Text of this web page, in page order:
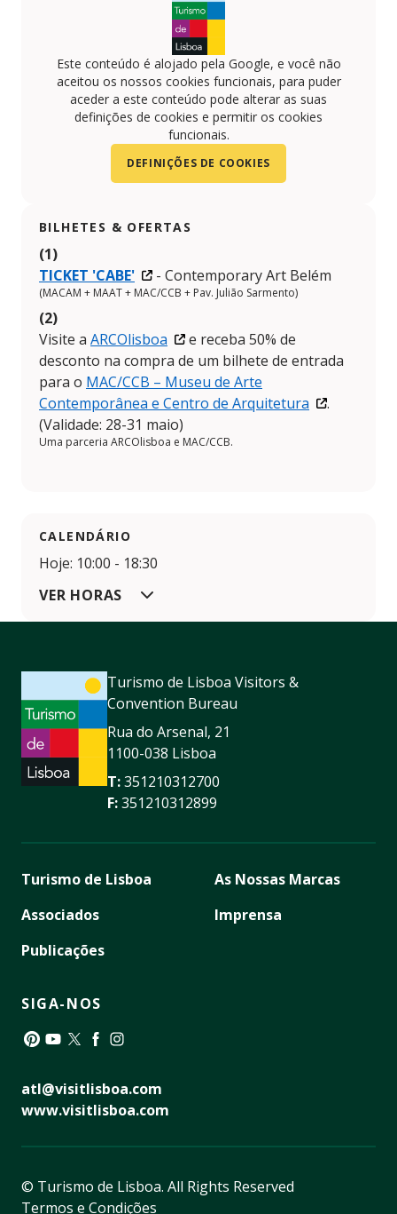
Este conteúdo é alojado pela Google, e você não
aceitou os nossos cookies funcionais, para puder
aceder a este conteúdo pode alterar as suas
definições de cookies e permitir os cookies
funcionais.
DEFINIÇÕES DE COOKIES
BILHETES & OFERTAS
(1)
TICKET 'CABE'
- Contemporary Art Belém
(MACAM + MAAT + MAC/CCB + Pav. Julião Sarmento)
(2)
Visite a ARCOlisboa
e receba 50% de
desconto na compra de um bilhete de entrada
para o MAC/CCB – Museu de Arte
Contemporânea e Centro de Arquitetura
.
(Validade: 28-31 maio)
Uma parceria ARCOlisboa e MAC/CCB.
CALENDÁRIO
Hoje: 10:00 - 18:30
VER HORAS
Turismo de Lisboa Visitors &
Convention Bureau
Rua do Arsenal, 21
1100-038 Lisboa
T:351210312700
F:351210312899
Turismo de Lisboa
Associados
Publicações
As Nossas Marcas
Imprensa
SIGA-NOS
atl@visitlisboa.com
www.visitlisboa.com
© Turismo de Lisboa. All Rights Reserved
Termos e Condições